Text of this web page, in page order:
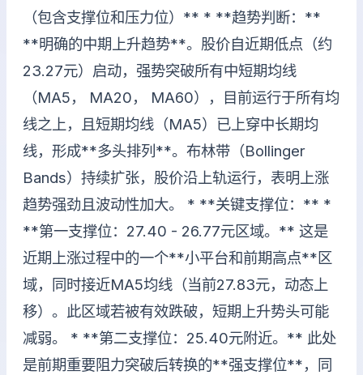
（包含支撑位和压力位）** * **趋势判断：**
**明确的中期上升趋势**。股价自近期低点（约
23.27元）启动，强势突破所有中短期均线
（MA5， MA20， MA60），目前运行于所有均
线之上，且短期均线（MA5）已上穿中长期均
线，形成**多头排列**。布林带（Bollinger
Bands）持续扩张，股价沿上轨运行，表明上涨
趋势强劲且波动性加大。 * **关键支撑位：** *
**第一支撑位：27.40 - 26.77元区域。** 这是
近期上涨过程中的一个**小平台和前期高点**区
域，同时接近MA5均线（当前27.83元，动态上
移）。此区域若被有效跌破，短期上升势头可能
减弱。 * **第二支撑位：25.40元附近。** 此处
是前期重要阻力突破后转换的**强支撑位**，同